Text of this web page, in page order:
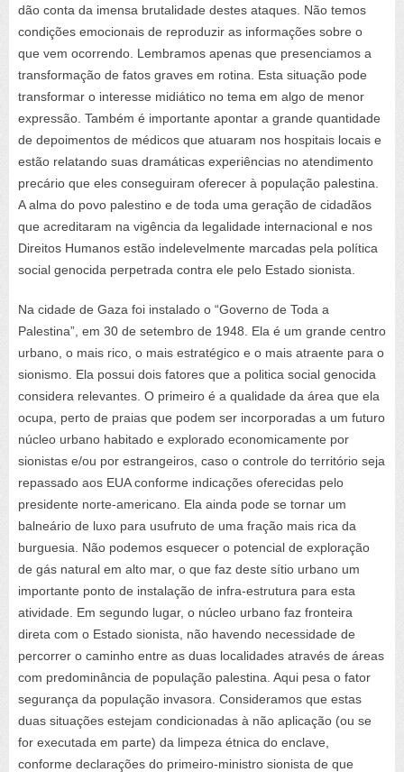
dão conta da imensa brutalidade destes ataques. Não temos
condições emocionais de reproduzir as informações sobre o
que vem ocorrendo. Lembramos apenas que presenciamos a
transformação de fatos graves em rotina. Esta situação pode
transformar o interesse midiático no tema em algo de menor
expressão. Também é importante apontar a grande quantidade
de depoimentos de médicos que atuaram nos hospitais locais e
estão relatando suas dramáticas experiências no atendimento
precário que eles conseguiram oferecer à população palestina.
A alma do povo palestino e de toda uma geração de cidadãos
que acreditaram na vigência da legalidade internacional e nos
Direitos Humanos estão indelevelmente marcadas pela política
social genocida perpetrada contra ele pelo Estado sionista.
Na cidade de Gaza foi instalado o “Governo de Toda a
Palestina”, em 30 de setembro de 1948. Ela é um grande centro
urbano, o mais rico, o mais estratégico e o mais atraente para o
sionismo. Ela possui dois fatores que a politica social genocida
considera relevantes. O primeiro é a qualidade da área que ela
ocupa, perto de praias que podem ser incorporadas a um futuro
núcleo urbano habitado e explorado economicamente por
sionistas e/ou por estrangeiros, caso o controle do território seja
repassado aos EUA conforme indicações oferecidas pelo
presidente norte-americano. Ela ainda pode se tornar um
balneário de luxo para usufruto de uma fração mais rica da
burguesia. Não podemos esquecer o potencial de exploração
de gás natural em alto mar, o que faz deste sítio urbano um
importante ponto de instalação de infra-estrutura para esta
atividade. Em segundo lugar, o núcleo urbano faz fronteira
direta com o Estado sionista, não havendo necessidade de
percorrer o caminho entre as duas localidades através de áreas
com predominância de população palestina. Aqui pesa o fator
segurança da população invasora. Consideramos que estas
duas situações estejam condicionadas à não aplicação (ou se
for executada em parte) da limpeza étnica do enclave,
conforme declarações do primeiro-ministro sionista de que